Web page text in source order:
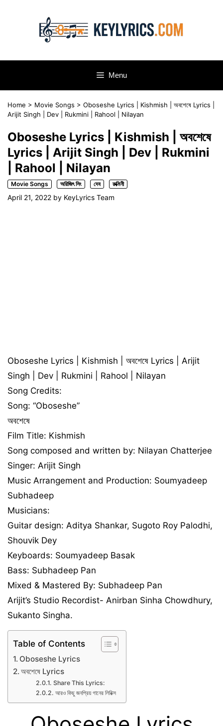
Menu
Home > Movie Songs > Oboseshe Lyrics | Kishmish | অবশেষে Lyrics |
Arijit Singh | Dev | Rukmini | Rahool | Nilayan
Oboseshe Lyrics | Kishmish | অবশেষে
Lyrics | Arijit Singh | Dev | Rukmini
| Rahool | Nilayan
Movie Songs অরিজিৎ সিং দেব রুক্মিনী
April 21, 2022 by KeyLyrics Team
Oboseshe Lyrics | Kishmish | অবশেষে Lyrics | Arijit
Singh | Dev | Rukmini | Rahool | Nilayan
Song Credits:
Song: “Oboseshe”
অবশেষে
Film Title: Kishmish
Song composed and written by: Nilayan Chatterjee
Singer: Arijit Singh
Music Arrangement and Production: Soumyadeep
Subhadeep
Musicians:
Guitar design: Aditya Shankar, Sugoto Roy Palodhi,
Shouvik Dey
Keyboards: Soumyadeep Basak
Bass: Subhadeep Pan
Mixed & Mastered By: Subhadeep Pan
Arijit’s Studio Recordist- Anirban Sinha Chowdhury,
Sukanto Singha.
Table of Contents
Oboseshe Lyrics
অবশেষে Lyrics
Share This Lyrics:
আরও কিছু জনপ্রিয় গানের লিরিক্স